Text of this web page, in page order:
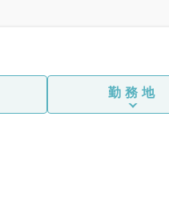
ア科、一般内科、循環器内
科、呼吸器内科、消化器内
科、内分泌・代謝内科、腎
勤務地